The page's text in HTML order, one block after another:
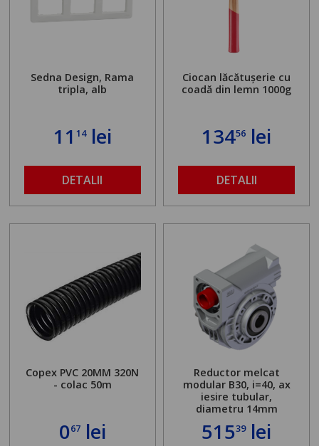
Sedna Design, Rama
tripla, alb
11 14lei
DETALII
Ciocan lăcătușerie cu
coadă din lemn 1000g
13456 lei
DETALII
Copex PVC 20MM 320N
- colac 50m
067lei
Reductor melcat
modular B30, i=40, ax
iesire tubular,
diametru 14mm
51539lei